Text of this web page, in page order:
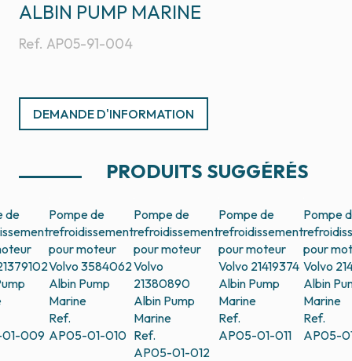
Ref. AP05-91-004
ALBIN PUMP MARINE
DEMANDE D'INFORMATION
PRODUITS SUGGÉRÉS
de
009
Pompe de
refroidissement
pour moteur
Volvo 3584062
Albin Pump
Marine
Ref.
AP05-01-010
Pompe de
refroidissement
pour moteur
Volvo
21380890
Albin Pump
Marine
Ref.
AP05-01-012
Pompe de
refroidissement
pour moteur
Volvo 21419374
Albin Pump
Marine
Ref.
AP05-01-011
Pompe
pour
Volvo
Albin
Marine
Ref.
AP05-